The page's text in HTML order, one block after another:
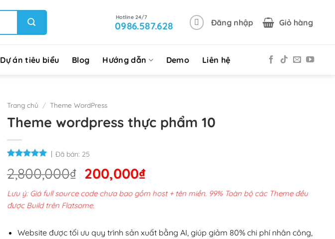
0986.587.628 Đăng nhập Giỏ hàng
Dự án tiêu biểu Blog Hướng dẫn Demo Liên hệ
Trang chủ / Theme WordPress
Theme wordpress thực phẩm 10
Đã bán: 25
2,800,000₫ Giá
gốc
là:
200,000₫Giá
hiện
tại
200,000₫.
Lưu ý: Giá full source code chưa bao gồm host + tên miền. 99% Toàn bộ các Theme đều
được Build trên Flatsome.
Website được tối ưu quy trình sản xuất bằng AI, giúp giảm 80% chi phí nhân công,